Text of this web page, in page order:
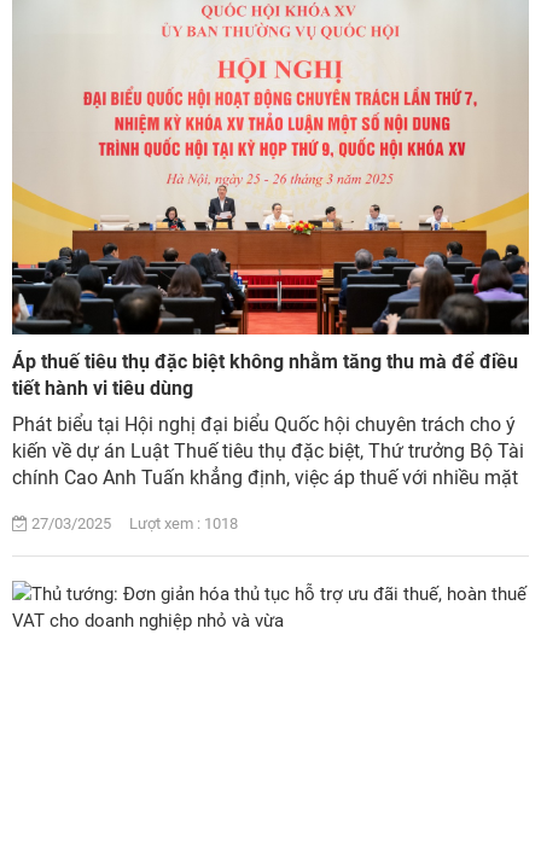
Áp thuế tiêu thụ đặc biệt không nhằm tăng thu mà để điều
tiết hành vi tiêu dùng
Phát biểu tại Hội nghị đại biểu Quốc hội chuyên trách cho ý
kiến về dự án Luật Thuế tiêu thụ đặc biệt, Thứ trưởng Bộ Tài
chính Cao Anh Tuấn khẳng định, việc áp thuế với nhiều mặt
27/03/2025 Lượt xem : 1018